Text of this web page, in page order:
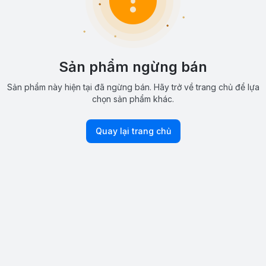
Sản phẩm ngừng bán
Sản phẩm này hiện tại đã ngừng bán. Hãy trở về trang chủ để lựa
chọn sản phẩm khác.
Quay lại trang chủ